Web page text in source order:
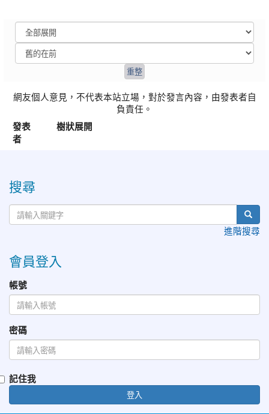
網友個人意見，不代表本站立場，對於發言內容，由發表者自
負責任。
發表
者
樹狀展開
搜尋
進階搜尋
會員登入
帳號
密碼
記住我
登入